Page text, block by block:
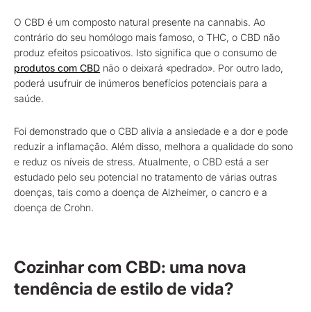
O CBD é um composto natural presente na cannabis. Ao
contrário do seu homólogo mais famoso, o THC, o CBD não
produz efeitos psicoativos. Isto significa que o consumo de
produtos com CBD não o deixará «pedrado». Por outro lado,
poderá usufruir de inúmeros benefícios potenciais para a
saúde.
Foi demonstrado que o CBD alivia a ansiedade e a dor e pode
reduzir a inflamação. Além disso, melhora a qualidade do sono
e reduz os níveis de stress. Atualmente, o CBD está a ser
estudado pelo seu potencial no tratamento de várias outras
doenças, tais como a doença de Alzheimer, o cancro e a
doença de Crohn.
Cozinhar com CBD: uma nova
tendência de estilo de vida?